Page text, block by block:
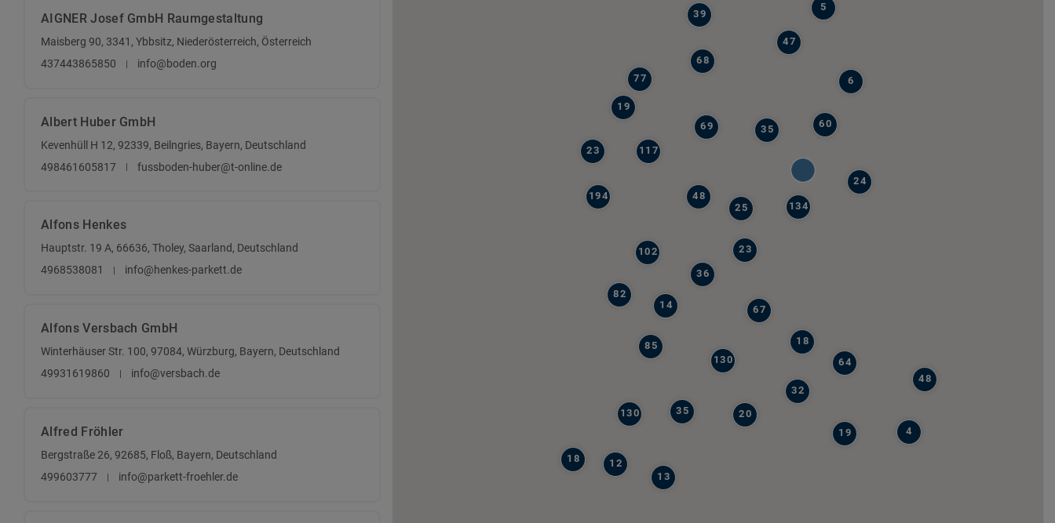
AIGNER Josef GmbH Raumgestaltung
Maisberg 90, 3341, Ybbsitz, Niederösterreich, Österreich
437443865850
info@boden.org
Albert Huber GmbH
Kevenhüll H 12, 92339, Beilngries, Bayern, Deutschland
498461605817
fussboden-huber@t-online.de
Alfons Henkes
Hauptstr. 19 A, 66636, Tholey, Saarland, Deutschland
4968538081
info@henkes-parkett.de
Alfons Versbach GmbH
Winterhäuser Str. 100, 97084, Würzburg, Bayern, Deutschland
49931619860
info@versbach.de
Alfred Fröhler
Bergstraße 26, 92685, Floß, Bayern, Deutschland
499603777
info@parkett-froehler.de
48
85
194
77
117
130
39
64
67
82
36
130
69
134
23
68
35
35
102
19
23
47
19
48
14
60
12
18
32
13
20
24
6
25
5
4
18